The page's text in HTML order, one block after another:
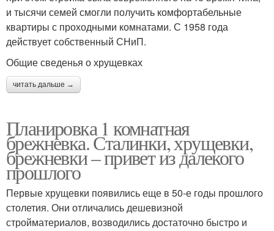
и тысячи семей смогли получить комфортабельные
квартиры с проходными комнатами. С 1958 года
действует собственный СНиП.
Общие сведенья о хрущевках
читать дальше →
Планировка 1 комнатная
брежневка. Сталинки, хрущевки,
брежневки – привет из далекого
прошлого
Первые хрущевки появились еще в 50-е годы прошлого
столетия. Они отличались дешевизной
стройматериалов, возводились достаточно быстро и